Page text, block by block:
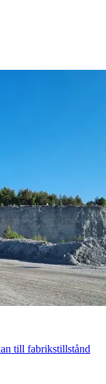
till fabrikstillstånd